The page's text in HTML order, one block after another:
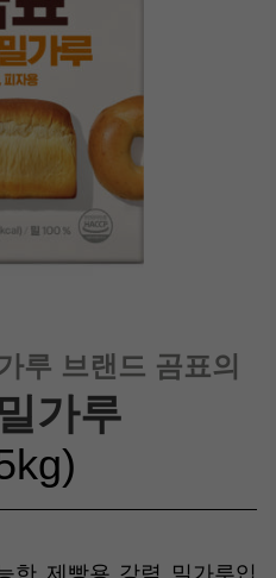
루 브랜드 곰표의
가루
한 제빵용 강력 밀가루입